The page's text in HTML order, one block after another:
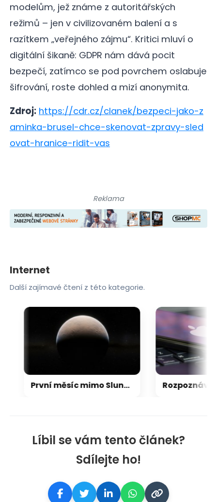
modelům, jež známe z autoritářských
režimů – jen v civilizovaném balení a s
razítkem „veřejného zájmu“. Kritici mluví o
digitální šikaně: GDPR nám dává pocit
bezpečí, zatímco se pod povrchem oslabuje
šifrování, roste dohled a mizí anonymita.
Zdroj: https://cdr.cz/clanek/bezpeci-jako-z
aminka-brusel-chce-skenovat-zpravy-sled
ovat-hranice-ridit-vas
Líbil se vám tento článek?
Sdílejte ho!
Reklama
Internet
Další zajímavé čtení z této kategorie.
První měsíc mimo Sluneční soustavu: Vědci možná objevili výjimečný systém